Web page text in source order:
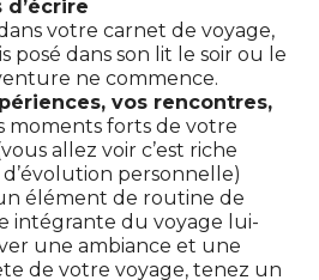
votre carnet de voyage,
posé dans son lit le soir ou le
ne commence.
vos rencontres,
moments forts de votre
allez voir c’est riche
personnelle)
élément de routine de
intégrante du voyage lui-
une ambiance et une
de votre voyage, tenez un